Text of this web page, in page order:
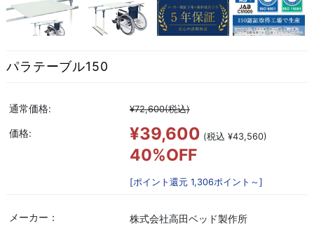
パラテーブル150
通常価格: ¥72,600(税込)
価格: ¥39,600 (税込 ¥43,560)
40%OFF
[ポイント還元 1,306ポイント～]
メーカー：
株式会社高田ベッド製作所